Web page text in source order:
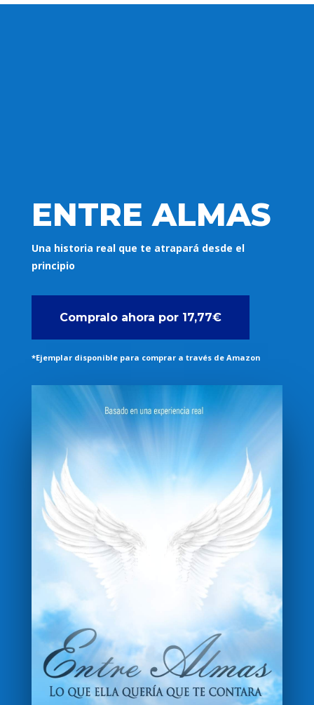
ENTRE ALMAS
Una historia real que te atrapará desde el
principio
Compralo ahora por 17,77€
*Ejemplar disponible para comprar a través de Amazon